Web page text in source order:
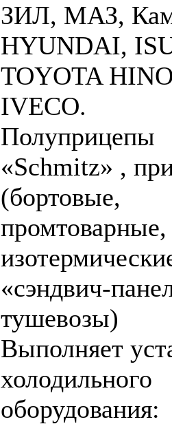
ЗИЛ, МАЗ,
HYUNDAI,
TOYOTA
IVECO.
Полуприцепы
«Schmitz» ,
(бортовые,
промтоварные,
«сэндвич-
тушевозы)
Выполняет
холодильного
оборудования: